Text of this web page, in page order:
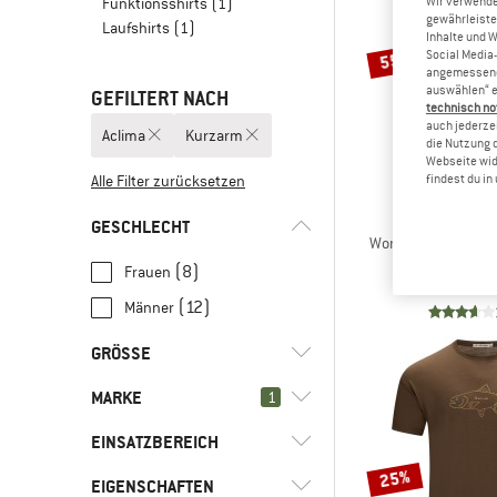
Laufshirts (1)
GEFILTERT NACH
Aclima Kurzarm
Alle Filter zurücksetzen
GESCHLECHT
Frauen (8)
Männer (12)
GRÖSSE
XS XL
XXL
MARKE 1
EINSATZBEREICH
Alltag(12)
EIGENSCHAFTEN
55%
Women's
25%
Inhalte und
Social
auswählen“
technisch
auch
die Nutzung
Webseite
findest du in